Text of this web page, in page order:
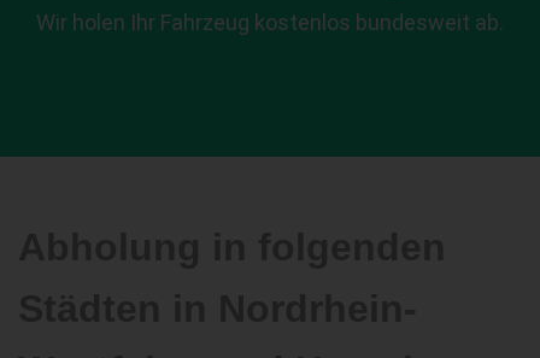
Wir holen Ihr Fahrzeug kostenlos bundesweit ab.